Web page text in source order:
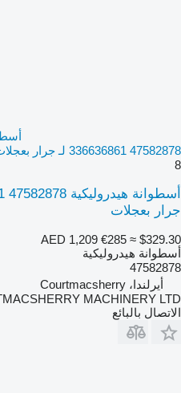
336636861 47582878 لـ جرار بعجلات
8
جرار بعجلات
AED 1,209 €285 ≈ $329.30
أسطوانة هيدروليكية
47582878
أيرلندا، Courtmacsherry
MACHINERY LTD
الاتصال بالبائع